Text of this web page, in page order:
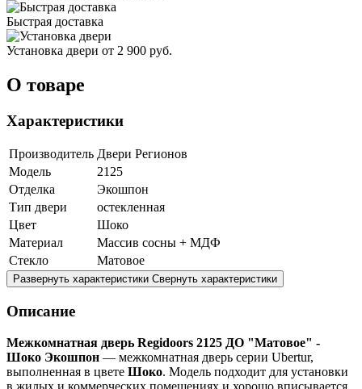
Быстрая доставка
Установка двери от 2 900 руб.
О товаре
Характеристики
Производитель Двери Регионов
Модель
2125
Отделка
Экошпон
Тип двери
остекленная
Цвет
Шоко
Материал
Массив сосны + МДФ
Стекло
Матовое
Развернуть характеристики Свернуть характеристики
Описание
Межкомнатная дверь Regidoors 2125 ДО "Матовое" -
Шоко Экошпон — межкомнатная дверь серии Ubertur,
выполненная в цвете Шоко. Модель подходит для установки
в жилых и коммерческих помещениях и хорошо вписывается